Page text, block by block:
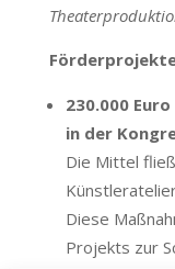
230.000
in der
Die Mittel
Diese
Projekts zur